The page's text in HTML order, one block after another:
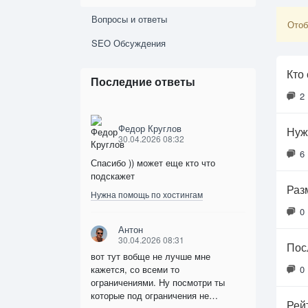
Вопросы и ответы
SEO Обсуждения
Последние ответы
Федор Круглов
30.04.2026 08:32
Спасибо )) может еще кто что
подскажет
Нужна помощь по хостингам
Антон
30.04.2026 08:31
вот тут вобще не лучше мне
кажется, со всеми то
ограничениями. Ну посмотри ты
которые под ограничения не…
2
6
0
0